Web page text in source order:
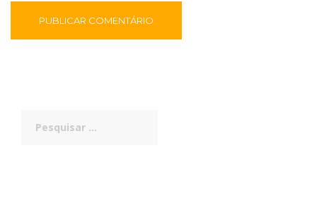
por: